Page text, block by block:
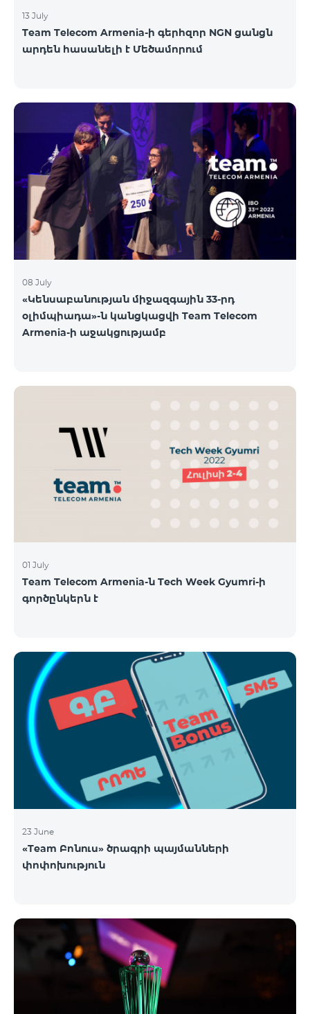
13 July
Team Telecom Armenia-ի գերհզոր NGN ցանցն
արդեն հասանելի է Մեծամորում
08 July
«Կենսաբանության միջազգային 33-րդ
օլիմպիադա»-ն կանցկացվի Team Telecom
Armenia-ի աջակցությամբ
01 July
Team Telecom Armenia-ն Tech Week Gyumri-ի
գործընկերն է
23 June
«Team Բոնուս» ծրագրի պայմանների
փոփոխություն